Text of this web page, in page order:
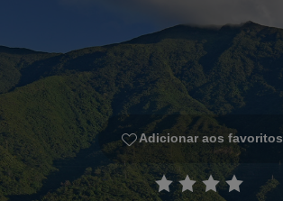
Adicionar aos favoritos